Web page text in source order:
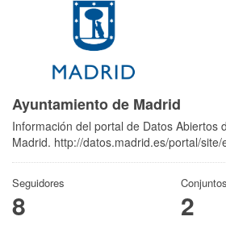
Ayuntamiento de Madrid
Información del portal de Datos Abiertos
Madrid. http://datos.madrid.es/portal/site/
Seguidores
8 2